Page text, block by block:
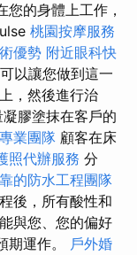
的身體上工作，
桃園按摩服務
優勢 附近眼科快
以讓您做到這一
，然後進行治
膠塗抹在客戶的
業團隊 顧客在床
照代辦服務 分
的防水工程團隊
後，所有酸性和
與您、您的偏好
期運作。 戶外婚